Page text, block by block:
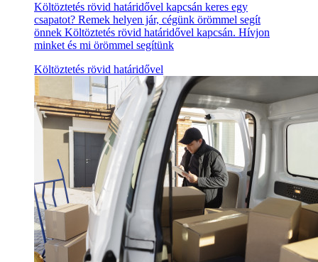
Költöztetés rövid határidővel kapcsán keres egy
csapatot? Remek helyen jár, cégünk örömmel segít
önnek Költöztetés rövid határidővel kapcsán. Hívjon
minket és mi örömmel segítünk
Költöztetés rövid határidővel